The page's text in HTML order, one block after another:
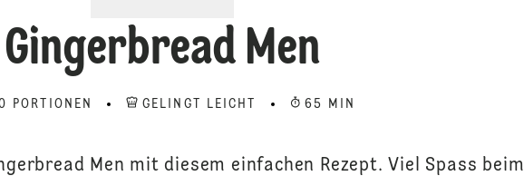
Gingerbread Men
PORTIONEN GELINGT LEICHT 65 MIN
Men mit diesem einfachen Rezept. Viel Spass beim